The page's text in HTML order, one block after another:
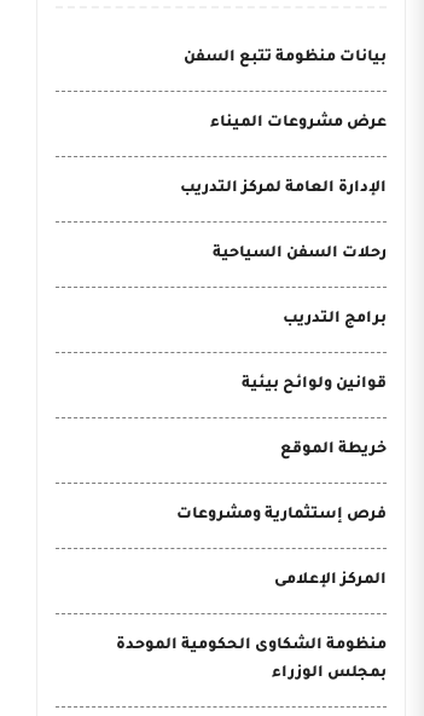
بيانات منظومة تتبع السفن
عرض مشروعات الميناء
الإدارة العامة لمركز التدريب
رحلات السفن السياحية
برامج التدريب
قوانين ولوائح بيئية
خريطة الموقع
فرص إستثمارية ومشروعات
المركز الإعلامى
منظومة الشكاوى الحكومية الموحدة
بمجلس الوزراء